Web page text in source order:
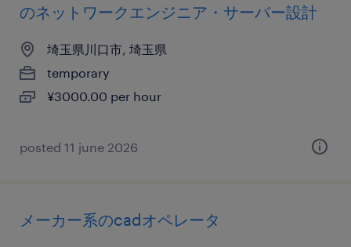
のネットワークエンジニア・サーバー設計
埼玉県川口市, 埼玉県
temporary
¥3000.00 per hour
posted 11 june 2026
メーカー系のcadオペレータ